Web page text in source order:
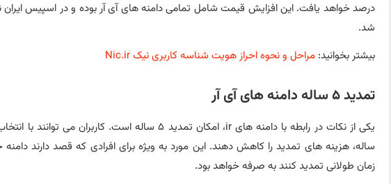
درصد خواهد یافت. این افزایش قیمت شامل تمامی دامنه های آی آر بوده و در اسپیس ایران
شد.
بیشتر بخوانید: مراحل و نحوه احراز هویت شناسه کاربری نیک Nic.ir
تمدید ۵ ساله دامنه های آی آر
ساله، هزینه های تمدید را کاهش دهند. این مورد به ویژه برای افرادی که قصد دارند
زمان طولانی تمدید کنند به صرفه خواهد بود.